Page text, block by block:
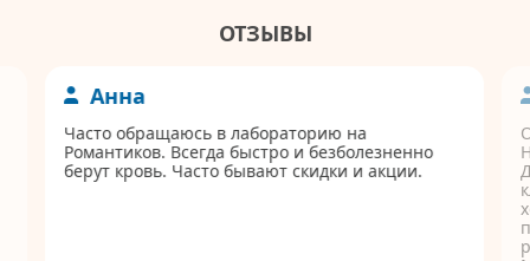
ОТЗЫВЫ
Анна
Часто обращаюсь в лабораторию на
Романтиков. Всегда быстро и безболезненно
берут кровь. Часто бывают скидки и акции.